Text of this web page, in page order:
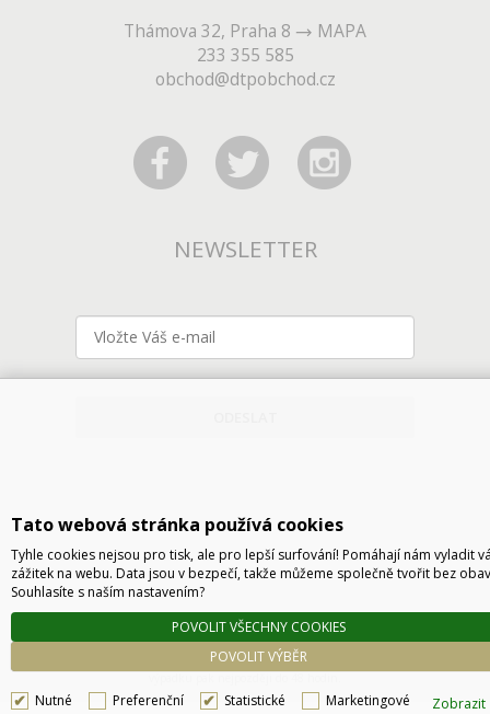
Thámova 32, Praha 8
MAPA
233 355 585
obchod@dtpobchod.cz
NEWSLETTER
Technické řešení © 2026 CyberSoft s.r.o.
Podle zákona o evidenci tržeb je prodávající povinen vystavit kupujícímu účtenku. Zároveň
je povinen zaevidovat přijatou tržbu u správce daně online, v případě technického
Tato webová stránka používá cookies
Tyhle cookies nejsou pro tisk, ale pro lepší surfování! Pomáhají nám vyladit
zážitek na webu. Data jsou v bezpečí, takže můžeme společně tvořit bez
Souhlasíte s naším nastavením?
POVOLIT VÝBĚR
POVOLIT VŠECHNY COOKIES
Nutné Preferenční Statistické Marketingové
Zobrazit